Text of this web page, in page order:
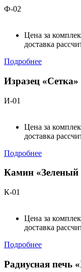
Ф-02
Цена за
доставка
Подробнее
Изразец «Сетка»
И-01
Цена за
доставка
Подробнее
Камин «Зеленый
К-01
Цена за
доставка
Подробнее
Радиусная печь